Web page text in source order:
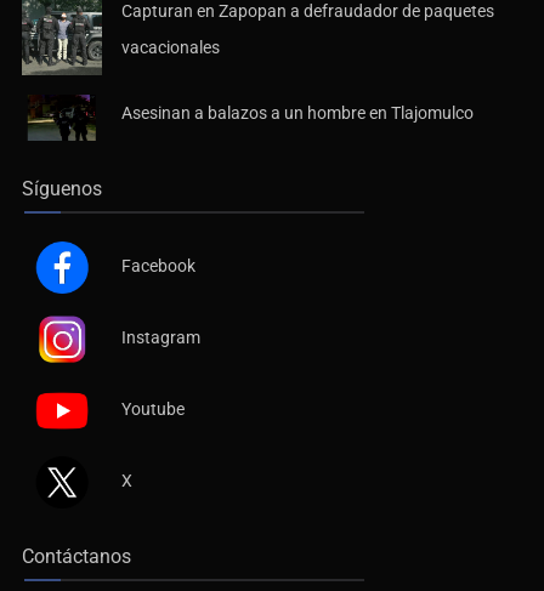
Capturan en Zapopan a defraudador de paquetes
vacacionales
Asesinan a balazos a un hombre en Tlajomulco
Síguenos
Facebook
Instagram
Youtube
X
Contáctanos